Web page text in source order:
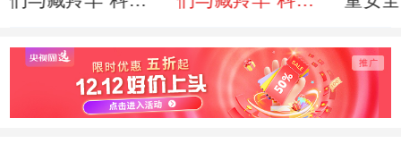
只公藏羚羊扎
堆“洗澡”
羌塘保护区腹地
交通